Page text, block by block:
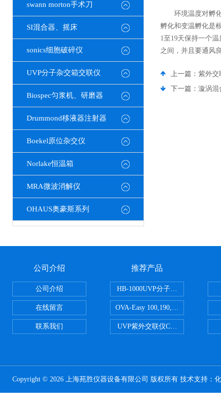
swann morton手术刀
SI混合器、摇床
sonics细胞破碎仪
UVP分子杂交箱交联仪
Biospec匀浆机、研磨器
Drummond移液器注射器
Boekel原位杂交仪
Norlake恒温箱
MRA微波消解仪
OHAUS奥豪斯系列
环境温度对孵化
孵化和变温孵化是
1至19天保持一个
之间，并且要通风
上一篇： 紫外交
下一篇： 漩涡混
公司介绍
公司介绍
在线留言
联系我们
推荐产品
HB-1000UVP分子杂交箱
OVA-Easy 100,190,380,580英国
UVP紫外交联仪CL-1000
Copyright © 2026 上海苑胜仪器设备有限公司 版权所有 技术支持：